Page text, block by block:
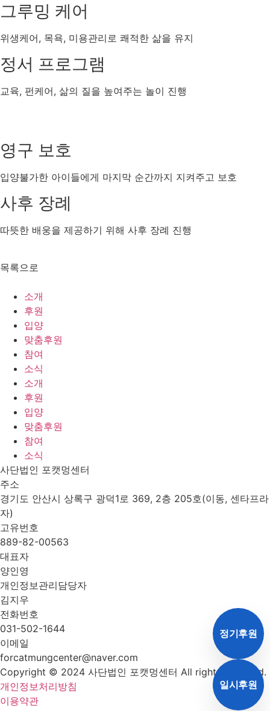
그루밍 케어
위생케어, 목욕, 미용관리로 쾌적한 삶을 유지
정서 프로그램
교육, 펀케어, 삶의 질을 높여주는 놀이 진행
영구 보호
입양불가한 아이들에게 마지막 순간까지 지켜주고 보호
사후 장례
따뜻한 배웅을 제공하기 위해 사후 장례 진행
목록으로
소개
후원
입양
맞춤후원
참여
소식
소개
후원
입양
맞춤후원
참여
소식
사단법인 포캣멍센터
주소
경기도 안산시 상록구 광덕1로 369, 2층 205호(이동, 센타프라
자)
고유번호
889-82-00563
대표자
양인영
개인정보관리담당자
김지우
전화번호
031-502-1644
이메일
forcatmungcenter@naver.com
Copyright © 2024 사단법인 포캣멍센터 All rights reserved.
개인정보처리방침
이용약관
정기후원
일시후원